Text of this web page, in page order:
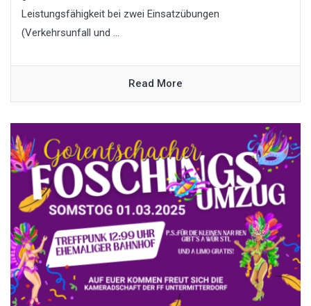
Leistungsfähigkeit bei zwei Einsatzübungen
(Verkehrsunfall und ...
Read More